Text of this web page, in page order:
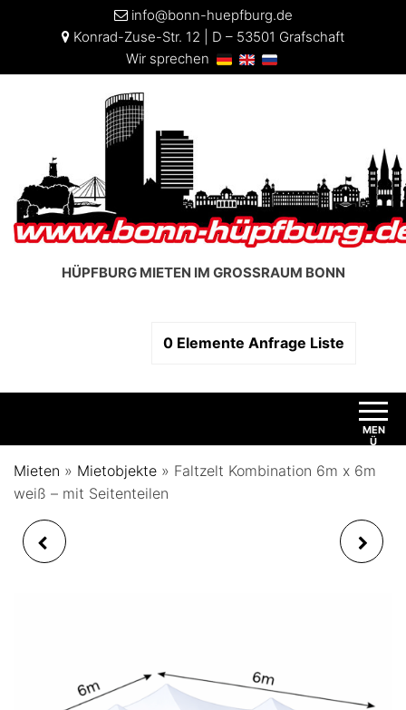
info@bonn-huepfburg.de
Konrad-Zuse-Str. 12 | D – 53501 Grafschaft
Wir sprechen
HÜPFBURG MIETEN IM GROSSRAUM BONN
0 Elemente Anfrage Liste
MEN
Ü
Mieten » Mietobjekte » Faltzelt Kombination 6m x 6m
weiß – mit Seitenteilen